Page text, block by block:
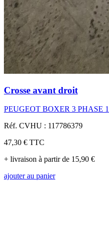
Crosse avant droit
PEUGEOT BOXER 3 PHASE 1
Réf. CVHU : 117786379
47,30 € TTC
+ livraison à partir de 15,90 €
ajouter au panier